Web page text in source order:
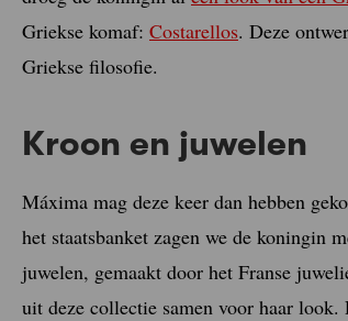
Griekse komaf: Costarellos. Deze
Griekse filosofie.
Kroon en juwelen
Máxima mag deze keer dan hebben
het staatsbanket zagen we de koningin
juwelen, gemaakt door het Franse
uit deze collectie samen voor haar